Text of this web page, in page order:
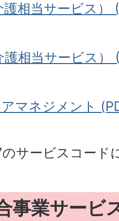
護相当サービス）
護相当サービス）
マネジメント
サービスコード
事業サービ